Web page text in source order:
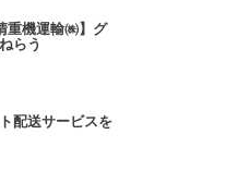
重機運輸㈱】グ
らう
配送サービスを